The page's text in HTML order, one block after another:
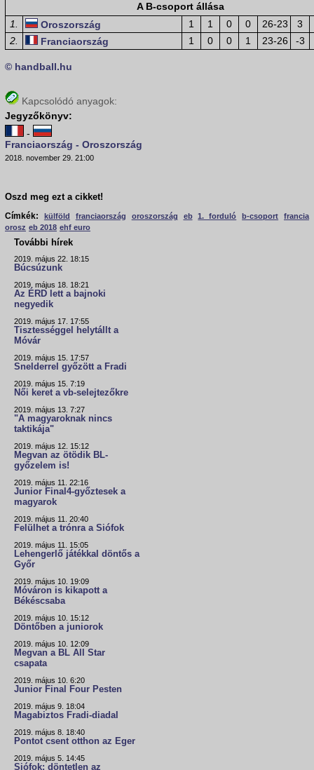
A B-csoport állása
1.
Oroszország 1 1 0 0 26-23
3
2.
Franciaország 1 0 0 1 23-26 -3
© handball.hu
Kapcsolódó anyagok:
Jegyzőkönyv:
-
Franciaország - Oroszország
2018. november 29. 21:00
Oszd meg ezt a cikket!
Címkék:
külföld franciaország oroszország eb 1. forduló b-csoport
francia
orosz eb 2018 ehf euro
További hírek
2019. május 22. 18:15
Búcsúzunk
2019. május 18. 18:21
Az ÉRD lett a bajnoki
negyedik
2019. május 17. 17:55
Tisztességgel helytállt a
Móvár
2019. május 15. 17:57
Snelderrel győzött a Fradi
2019. május 15. 7:19
Női keret a vb-selejtezőkre
2019. május 13. 7:27
"A magyaroknak nincs
taktikája"
2019. május 12. 15:12
Megvan az ötödik BL-
győzelem is!
2019. május 11. 22:16
Junior Final4-győztesek a
magyarok
2019. május 11. 20:40
Felülhet a trónra a Siófok
2019. május 11. 15:05
Lehengerlő játékkal döntős a
Győr
2019. május 10. 19:09
Móváron is kikapott a
Békéscsaba
2019. május 10. 15:12
Döntőben a juniorok
2019. május 10. 12:09
Megvan a BL All Star
csapata
2019. május 10. 6:20
Junior Final Four Pesten
2019. május 9. 18:04
Magabiztos Fradi-diadal
2019. május 8. 18:40
Pontot csent otthon az Eger
2019. május 5. 14:45
Siófok: döntetlen az